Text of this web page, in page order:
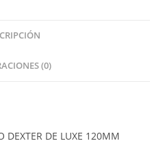
(0)
DEXTER DE LUXE 120MM